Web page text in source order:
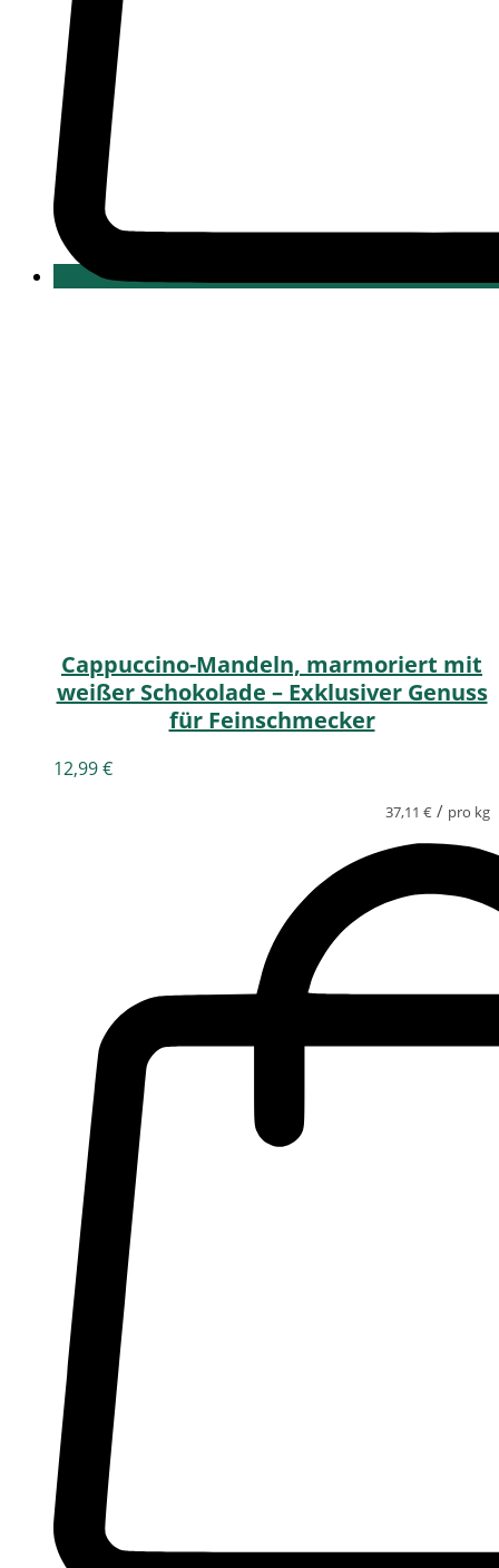
Cappuccino-Mandeln, marmoriert mit
weißer Schokolade – Exklusiver Genuss
für Feinschmecker
12,99€
37,11 € / pro kg